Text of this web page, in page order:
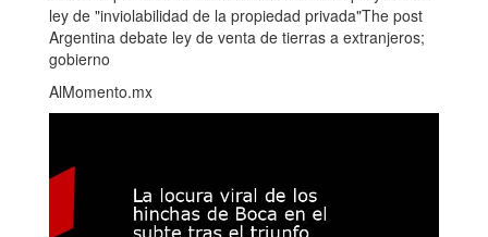
ley de "inviolabilidad de la propiedad privada"The post
Argentina debate ley de venta de tierras a extranjeros;
gobierno
AlMomento.mx